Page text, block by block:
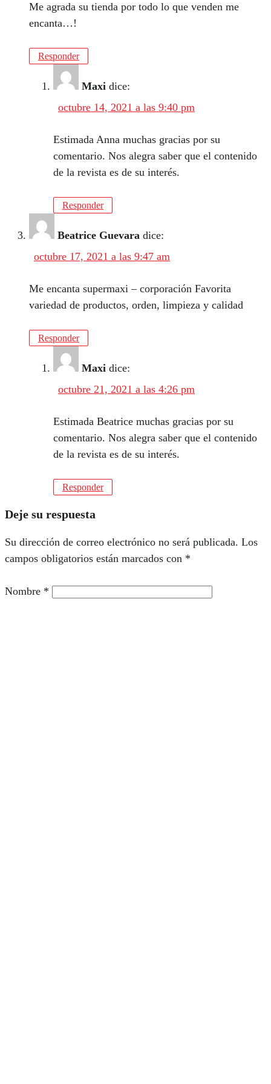
Me agrada su tienda por todo lo que venden me
encanta…!
Responder
Maxi dice:
octubre 14, 2021 a las 9:40 pm
Estimada Anna muchas gracias por su
comentario. Nos alegra saber que el contenido
de la revista es de su interés.
Responder
Beatrice Guevara dice:
octubre 17, 2021 a las 9:47 am
Me encanta supermaxi – corporación Favorita
variedad de productos, orden, limpieza y calidad
Responder
Maxi dice:
octubre 21, 2021 a las 4:26 pm
Estimada Beatrice muchas gracias por su
comentario. Nos alegra saber que el contenido
de la revista es de su interés.
Responder
Deje su respuesta
Su dirección de correo electrónico no será publicada. Los
campos obligatorios están marcados con *
Nombre *